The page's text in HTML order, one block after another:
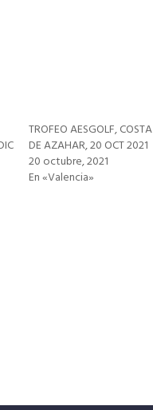
TROFEO AESGOLF, COSTA
DE AZAHAR, 20 OCT 2021
20 octubre, 2021
En «Valencia»